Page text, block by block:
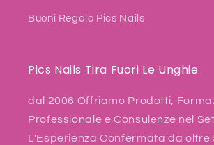
Buoni Regalo Pics Nails
Pics Nails Tira Fuori Le Unghie
dal 2006 Offriamo Prodotti,
Professionale e Consulenze nel
L'Esperienza Confermata da oltre